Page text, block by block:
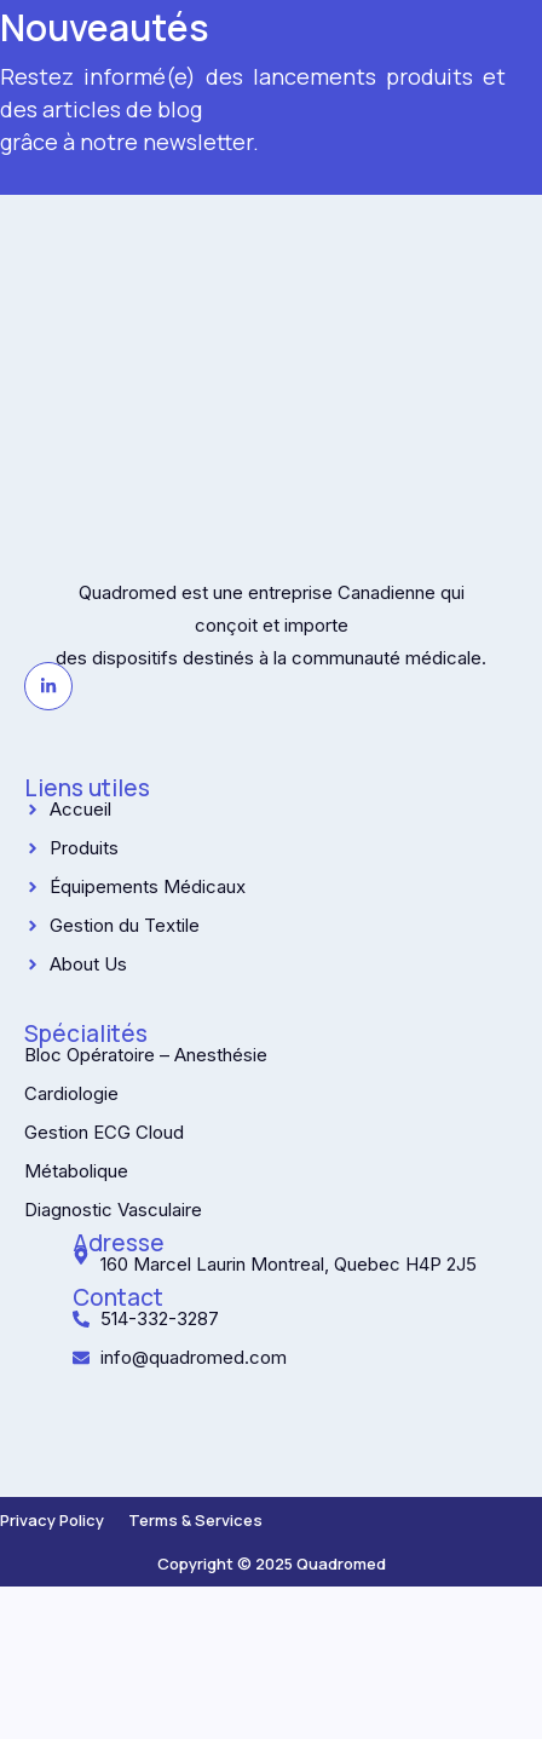
Nouveautés
Restez informé(e) des lancements produits et
des articles de blog
grâce à notre newsletter.
Quadromed est une entreprise Canadienne qui
conçoit et importe
des dispositifs destinés à la communauté médicale.
Liens utiles
Accueil
Produits
Équipements Médicaux
Gestion du Textile
About Us
Spécialités
Bloc Opératoire – Anesthésie
Cardiologie
Gestion ECG Cloud
Métabolique
Diagnostic Vasculaire
Adresse
160 Marcel Laurin Montreal, Quebec H4P 2J5
Contact
514-332-3287
info@quadromed.com
Copyright © 2025 Quadromed
Privacy Policy Terms & Services